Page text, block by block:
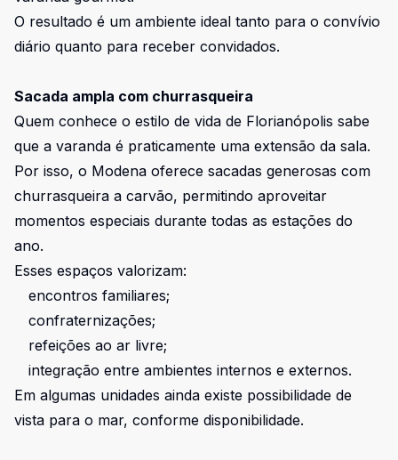
O resultado é um ambiente ideal tanto para o convívio
diário quanto para receber convidados.
Sacada ampla com churrasqueira
Quem conhece o estilo de vida de Florianópolis sabe
que a varanda é praticamente uma extensão da sala.
Por isso, o Modena oferece sacadas generosas com
churrasqueira a carvão, permitindo aproveitar
momentos especiais durante todas as estações do
ano.
Esses espaços valorizam:
encontros familiares;
confraternizações;
refeições ao ar livre;
integração entre ambientes internos e externos.
Em algumas unidades ainda existe possibilidade de
vista para o mar, conforme disponibilidade.